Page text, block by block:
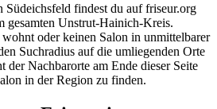
Südeichsfeld findest du auf friseur.org
gesamten Unstrut-Hainich-Kreis.
oder keinen Salon in unmittelbarer
Suchradius auf die umliegenden Orte
der Nachbarorte am Ende dieser Seite
in der Region zu finden.